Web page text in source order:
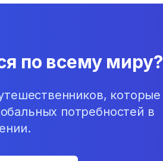
по всему миру?
которые
потребностей в